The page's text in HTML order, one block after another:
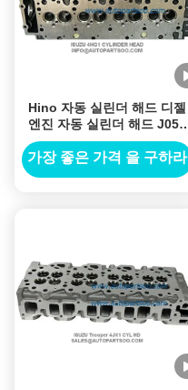
Hino 자동 실린더 해드 디젤
엔진 자동 실린더 해드 J05c
J05e J08c J08e
1118378010
가장 좋은 가격 을 구하라